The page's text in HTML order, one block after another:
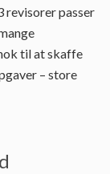
revisorer passer
til at skaffe
– store